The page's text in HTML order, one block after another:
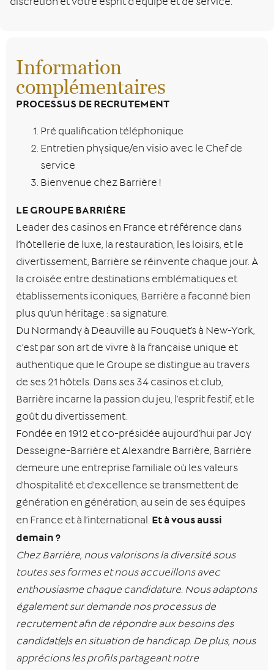
discrétion et votre esprit d’équipe et de service.
Information
complémentaires
PROCESSUS DE RECRUTEMENT
Pré qualification téléphonique
Entretien physique/en visio avec le Chef de
service
Bienvenue chez Barrière !
LE GROUPE BARRIÈRE
Leader des casinos en France et référence dans
l’hôtellerie de luxe, la restauration, les loisirs, et le
divertissement, Barrière se réinvente chaque jour. À
la croisée entre destinations emblématiques et
établissements iconiques, Barrière a façonné bien
plus qu’un héritage : sa signature.
Du Normandy à Deauville au Fouquet’s à New-York,
c’est par son art de vivre à la française unique et
authentique que le Groupe se distingue au travers
de ses 21 hôtels. Dans ses 34 casinos et club,
Barrière incarne la passion du jeu, l’esprit festif, et le
goût du divertissement.
Fondée en 1912 et co-présidée aujourd’hui par Joy
Desseigne-Barrière et Alexandre Barrière, Barrière
demeure une entreprise familiale où les valeurs
d’hospitalité et d’excellence se transmettent de
génération en génération, au sein de ses équipes
en France et à l’international. Et à vous aussi
demain ?
Chez Barrière, nous valorisons la diversité sous
toutes ses formes et nous accueillons avec
enthousiasme chaque candidature. Nous adaptons
également sur demande nos processus de
recrutement afin de répondre aux besoins des
candidat(e)s en situation de handicap. De plus, nous
apprécions les profils partageant notre